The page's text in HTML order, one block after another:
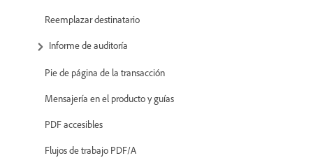
Reemplazar destinatario
Informe de auditoría
Pie de página de la transacción
Mensajería en el producto y guías
PDF accesibles
Flujos de trabajo PDF/A